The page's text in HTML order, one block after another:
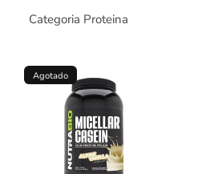
Categoria Proteina
Agotado